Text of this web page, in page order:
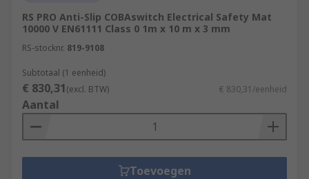
RS PRO Anti-Slip COBAswitch Electrical Safety Mat
10000 V EN61111 Class 0 1m x 10 m x 3 mm
RS-stocknr. 819-9108
Subtotaal (1 eenheid)
€ 830,31(excl. BTW) € 830,31/eenheid
Aantal
Toevoegen